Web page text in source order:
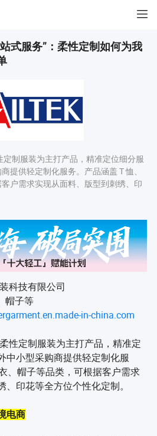
式服务”：柔性定制如何为我
制服装为主打产品，精准定位细分服
提供轻定制化服务。产品涵盖 T 恤、
户需求实现从面料、版型到刺绣、印
科技有限公司
帽子等
in-china.com
性定制服装为主打产品，精准定
中小型采购商提供轻定制化服
、帽子等品类，可根据客户需求
印花等全方位个性化定制。
电商